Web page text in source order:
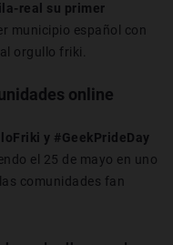
real su primer
municipio español con
orgullo friki.
online
y #GeekPrideDay
el 25 de mayo en uno
comunidades fan